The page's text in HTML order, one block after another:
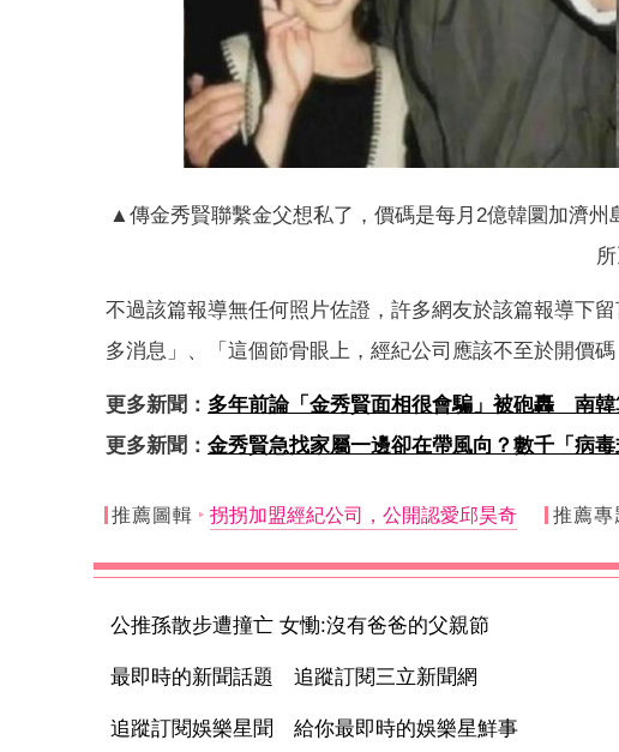
▲傳金秀賢聯繫金父想私了，價碼是每月2億韓圜加濟
所
不過該篇報導無任何照片佐證，許多網友於該篇報導下
多消息」、「這個節骨眼上，經紀公司應該不至於開價碼
更多新聞： 多年前論「金秀賢面相很會騙」被砲轟 南
更多新聞： 金秀賢急找家屬一邊卻在帶風向？數千「病
推薦圖輯 拐拐加盟經紀公司，公開認愛邱昊奇 推薦專
公推孫散步遭撞亡 女慟:沒有爸爸的父親節
最即時的新聞話題 追蹤訂閱三立新聞網
追蹤訂閱娛樂星聞 給你最即時的娛樂星鮮事